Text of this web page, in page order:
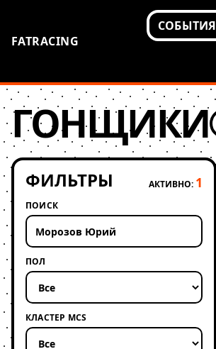
FATRACING
СОБЫТИЯ
ГОНЩИКИ
ФИЛЬТРЫ АКТИВНО: 1
ПОИСК
ПОЛ
КЛАСТЕР MCS